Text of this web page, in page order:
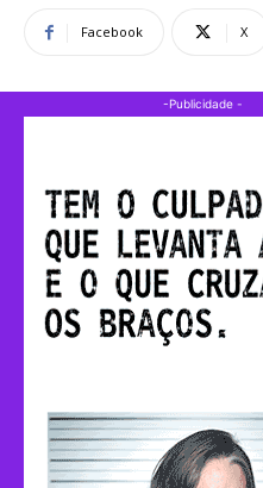
Facebook X
-Publicidade -